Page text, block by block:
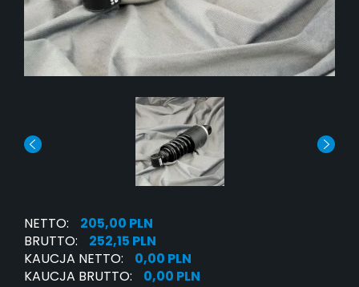
NETTO:
205,00 PLN
BRUTTO:
252,15 PLN
KAUCJA NETTO:
0,00 PLN
KAUCJA BRUTTO:
0,00 PLN